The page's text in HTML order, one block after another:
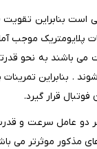
است بنابراین
پلایومتریک
باشند به نحو
. بنابراین
قرار گیرد.
دو عامل سرعت و
مذکور موثرتر می